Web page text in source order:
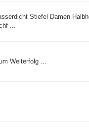
Stiefel Damen
...
Welterfolg ...